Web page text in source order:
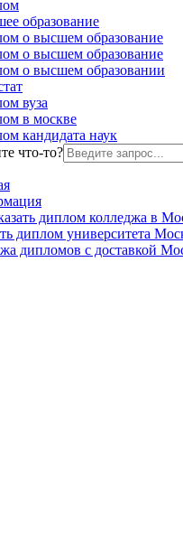
образование
о высшем образование
о высшем образование
о высшем образовании
вуза
в москве
кандидата наук
что-то?
диплом колледжа в
диплом университета
дипломов с доставкой